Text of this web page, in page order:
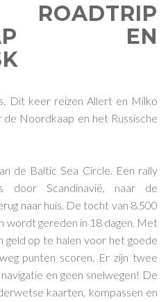
EN
Dit keer reizen Allert en Milko
Noordkaap en het Russische
de Baltic Sea Circle. Een rally
door Scandinavië, naar de
naar huis. De tocht van 8.500
wordt gereden in 18 dagen. Met
geld op te halen voor het goede
punten scoren. Er zijn twee
en geen snelwegen! De
kaarten, kompassen en